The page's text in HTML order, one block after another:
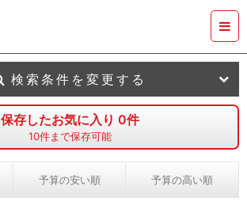
保存したお気に入り 0件
10件まで保存可能
予算の安い順 予算の高い順
検索条件を変更する